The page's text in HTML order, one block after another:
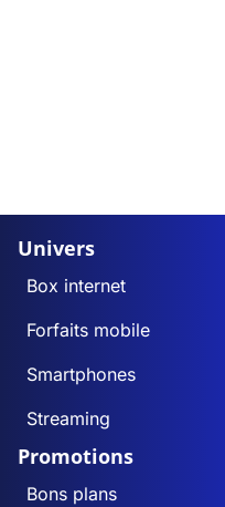
Univers
Box internet
Forfaits mobile
Smartphones
Streaming
Promotions
Bons plans